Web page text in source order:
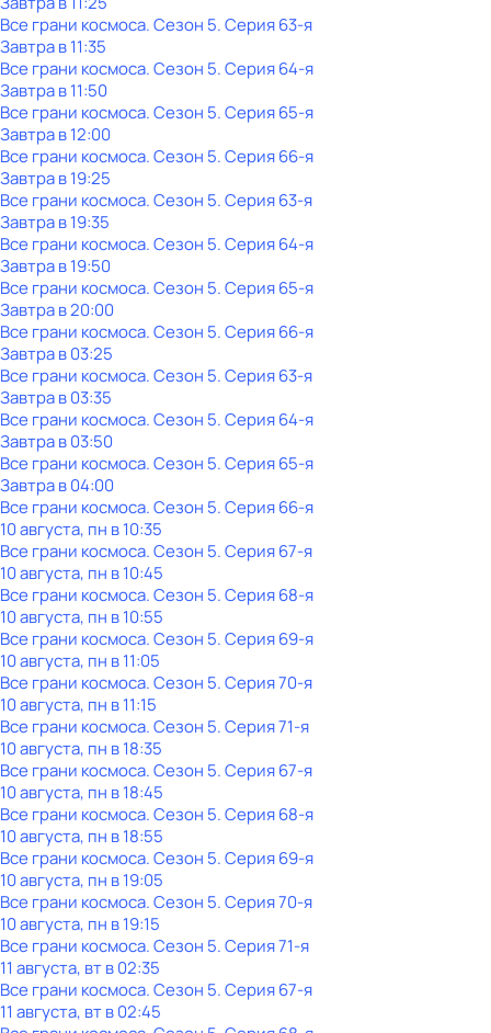
Все грани космоса. Сезон 5. Серия 63-я
Завтра в 11:35
Все грани космоса. Сезон 5. Серия 64-я
Завтра в 11:50
Все грани космоса. Сезон 5. Серия 65-я
Завтра в 12:00
Все грани космоса. Сезон 5. Серия 66-я
Завтра в 19:25
Все грани космоса. Сезон 5. Серия 63-я
Завтра в 19:35
Все грани космоса. Сезон 5. Серия 64-я
Завтра в 19:50
Все грани космоса. Сезон 5. Серия 65-я
Завтра в 20:00
Все грани космоса. Сезон 5. Серия 66-я
Завтра в 03:25
Все грани космоса. Сезон 5. Серия 63-я
Завтра в 03:35
Все грани космоса. Сезон 5. Серия 64-я
Завтра в 03:50
Все грани космоса. Сезон 5. Серия 65-я
Завтра в 04:00
Все грани космоса. Сезон 5. Серия 66-я
10 августа, пн в 10:35
Все грани космоса. Сезон 5. Серия 67-я
10 августа, пн в 10:45
Все грани космоса. Сезон 5. Серия 68-я
10 августа, пн в 10:55
Все грани космоса. Сезон 5. Серия 69-я
10 августа, пн в 11:05
Все грани космоса. Сезон 5. Серия 70-я
10 августа, пн в 11:15
Все грани космоса. Сезон 5. Серия 71-я
10 августа, пн в 18:35
Все грани космоса. Сезон 5. Серия 67-я
10 августа, пн в 18:45
Все грани космоса. Сезон 5. Серия 68-я
10 августа, пн в 18:55
Все грани космоса. Сезон 5. Серия 69-я
10 августа, пн в 19:05
Все грани космоса. Сезон 5. Серия 70-я
10 августа, пн в 19:15
Все грани космоса. Сезон 5. Серия 71-я
11 августа, вт в 02:35
Все грани космоса. Сезон 5. Серия 67-я
11 августа, вт в 02:45